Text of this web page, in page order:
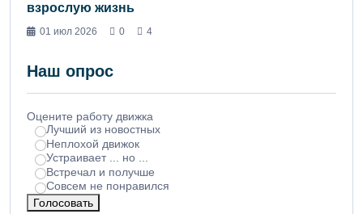
взрослую жизнь
01 июл 2026 0 4
Наш опрос
Оцените работу движка
Лучший из новостных
Неплохой движок
Устраивает ... но ...
Встречал и получше
Совсем не понравился
Голосовать